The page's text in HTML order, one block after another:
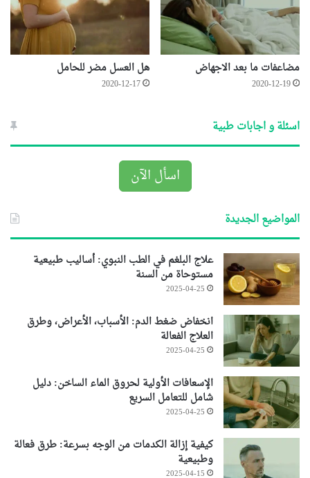
مضاعفات ما بعد الاجهاض
2020-12-19
هل العسل مضر للحامل
2020-12-17
اسئلة و اجابات طبية
اسأل الآن
المواضيع الجديدة
علاج البلغم في الطب النبوي: أساليب طبيعية
مستوحاة من السنة
2025-04-25
انخفاض ضغط الدم: الأسباب، الأعراض، وطرق
العلاج الفعالة
2025-04-25
الإسعافات الأولية لحروق الماء الساخن: دليل
شامل للتعامل السريع
2025-04-25
كيفية إزالة الكدمات من الوجه بسرعة: طرق فعالة
وطبيعية
2025-04-15